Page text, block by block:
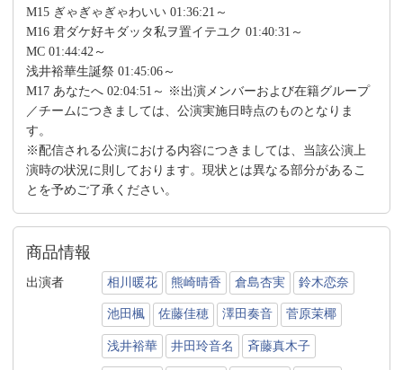
M15 ぎゃぎゃぎゃわいい 01:36:21～
M16 君ダケ好キダッタ私ヲ置イテユク 01:40:31～
MC 01:44:42～
浅井裕華生誕祭 01:45:06～
M17 あなたへ 02:04:51～ ※出演メンバーおよび在籍グループ
／チームにつきましては、公演実施日時点のものとなりま
す。
※配信される公演における内容につきましては、当該公演上
演時の状況に則しております。現状とは異なる部分があるこ
とを予めご了承ください。
商品情報
出演者 相川暖花 熊崎晴香 倉島杏実 鈴木恋奈
池田楓 佐藤佳穂 澤田奏音 菅原茉椰
浅井裕華 井田玲音名 斉藤真木子